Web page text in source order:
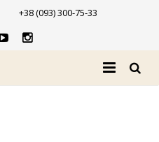
+38 (093) 300-75-33